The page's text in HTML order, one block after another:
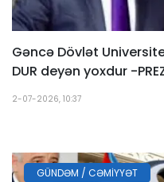
Gəncə Dövlət
DUR deyən yoxdur -
2-07-2026, 10:37
GÜNDƏM / CƏMIYYƏT